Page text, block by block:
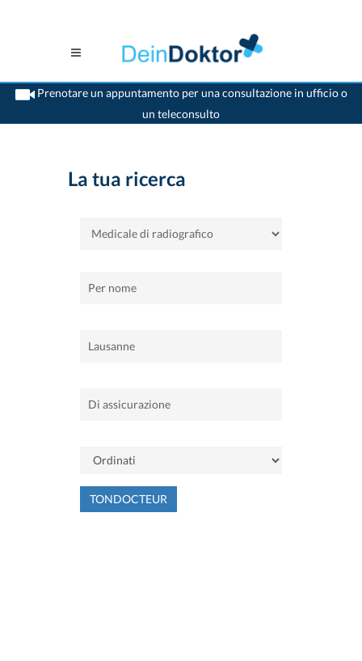
Prenotare un appuntamento per una consultazione in ufficio o
un teleconsulto
>Casa>Lausanne>Medicale di radiografico
La tua ricerca
TONDOCTEUR